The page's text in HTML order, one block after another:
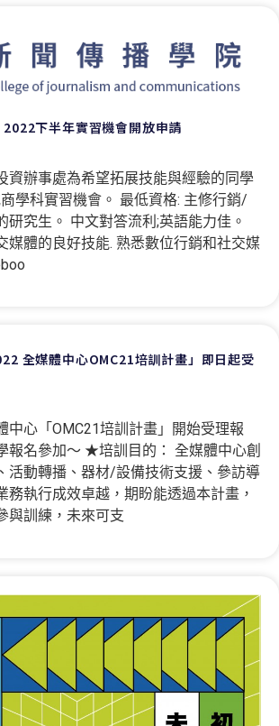
下半年實習機會開放申請
資辦事處為希望拓展技能與經驗的同學
學科實習機會。 最低資格: 主修行銷/
研究生。 中文對答流利;英語能力佳。
媒體的良好技能. 熟悉數位行銷和社交媒
全媒體中心OMC21培訓計畫」即日起受
中心「OMC21培訓計畫」開始受理報
報名參加～ ★培訓目的： 全媒體中心創
活動轉播、器材/設備技術支援、參訪導
務執行成效卓越，期盼能透過本計畫，
與訓練，未來可支